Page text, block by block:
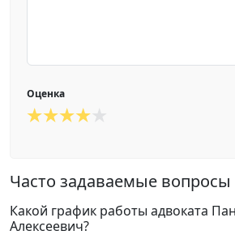
Оценка
Часто задаваемые вопросы
Какой график работы адвоката
Алексеевич?